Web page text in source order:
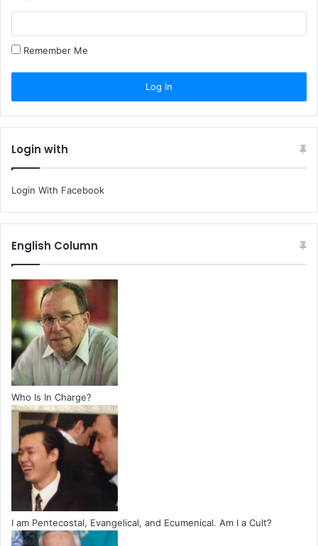
Remember Me
Login with
Login With Facebook
English Column
Who Is In Charge?
I am Pentecostal, Evangelical, and Ecumenical. Am I a Cult?